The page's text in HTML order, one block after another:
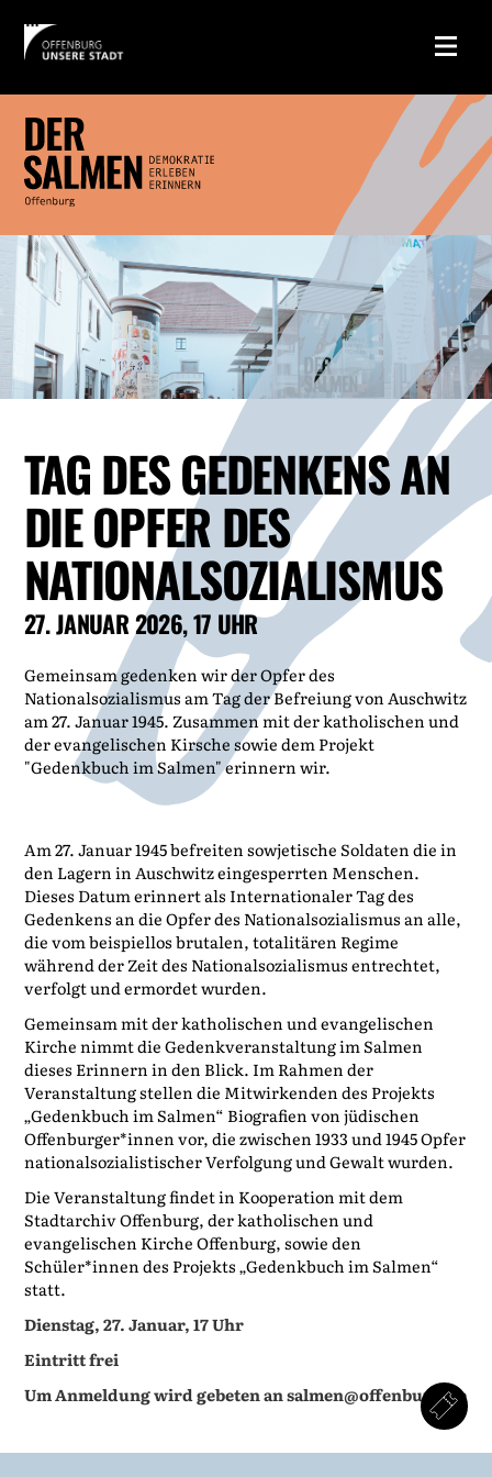
TAG DES GEDENKENS AN
DIE OPFER DES
NATIONALSOZIALISMUS
27. JANUAR 2026, 17 UHR
Gemeinsam gedenken wir der Opfer des
Nationalsozialismus am Tag der Befreiung von Auschwitz
am 27. Januar 1945. Zusammen mit der katholischen und
der evangelischen Kirsche sowie dem Projekt
"Gedenkbuch im Salmen" erinnern wir.
Am 27. Januar 1945 befreiten sowjetische Soldaten die in
den Lagern in Auschwitz eingesperrten Menschen.
Dieses Datum erinnert als Internationaler Tag des
Gedenkens an die Opfer des Nationalsozialismus an alle,
die vom beispiellos brutalen, totalitären Regime
während der Zeit des Nationalsozialismus entrechtet,
verfolgt und ermordet wurden.
Gemeinsam mit der katholischen und evangelischen
Kirche nimmt die Gedenkveranstaltung im Salmen
dieses Erinnern in den Blick. Im Rahmen der
Veranstaltung stellen die Mitwirkenden des Projekts
„Gedenkbuch im Salmen“ Biografien von jüdischen
Offenburger*innen vor, die zwischen 1933 und 1945 Opfer
nationalsozialistischer Verfolgung und Gewalt wurden.
Die Veranstaltung findet in Kooperation mit dem
Stadtarchiv Offenburg, der katholischen und
evangelischen Kirche Offenburg, sowie den
Schüler*innen des Projekts „Gedenkbuch im Salmen“
statt.
Dienstag, 27. Januar, 17 Uhr
Eintritt frei
Um Anmeldung wird gebeten an salmen@offenburg.de